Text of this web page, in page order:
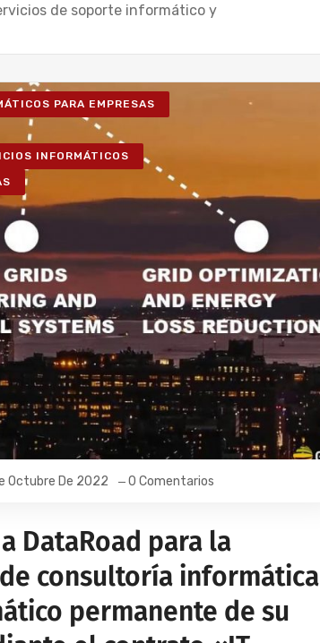
de soporte informático y
PARA EMPRESAS
INFORMÁTICOS
Octubre De 2022 0 Comentarios
DataRoad para la
consultoría informática
permanente de su